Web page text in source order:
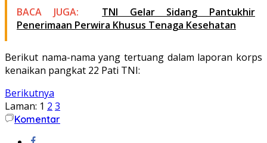
BACA JUGA:
TNI Gelar Sidang Pantukhir
Penerimaan Perwira Khusus Tenaga Kesehatan
Berikut nama-nama yang tertuang dalam laporan korps
kenaikan pangkat 22 Pati TNI:
Berikutnya
Laman: 1 2 3
Komentar